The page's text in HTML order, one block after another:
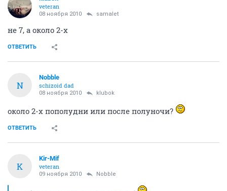
veteran
08 ноября 2010 samalet
не 7, а около 2-х
ОТВЕТИТЬ
N
Nobble
schizoid dad
08 ноября 2010 klubok
около 2-х пополудни или после полуночи?
ОТВЕТИТЬ
K
Kir-Mif
veteran
09 ноября 2010 Nobble